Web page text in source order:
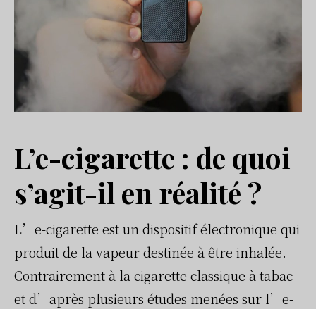
L’e-cigarette : de quoi
s’agit-il en réalité ?
L’e-cigarette est un dispositif électronique qui
produit de la vapeur destinée à être inhalée.
Contrairement à la cigarette classique à tabac
et d’après plusieurs études menées sur l’e-